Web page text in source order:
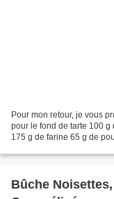
Pour mon retour, je vous
pour le fond de tarte 100
175 g de farine 65 g de
Bûche